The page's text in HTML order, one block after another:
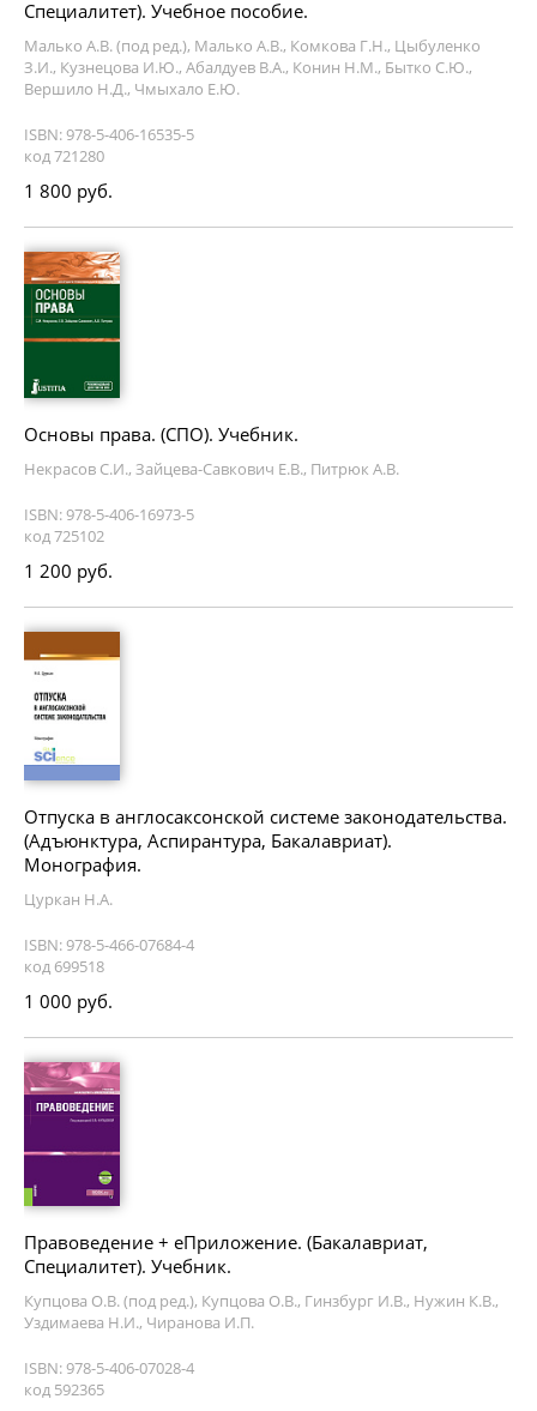
Специалитет). Учебное пособие.
Малько А.В. (под ред.), Малько А.В., Комкова Г.Н., Цыбуленко
З.И., Кузнецова И.Ю., Абалдуев В.А., Конин Н.М., Бытко С.Ю.,
Вершило Н.Д., Чмыхало Е.Ю.
ISBN: 978-5-406-16535-5
код 721280
1 800 руб.
Основы права. (СПО). Учебник.
Некрасов С.И., Зайцева-Савкович Е.В., Питрюк А.В.
ISBN: 978-5-406-16973-5
код 725102
1 200 руб.
Отпуска в англосаксонской системе законодательства.
(Адъюнктура, Аспирантура, Бакалавриат).
Монография.
Цуркан Н.А.
ISBN: 978-5-466-07684-4
код 699518
1 000 руб.
Правоведение + еПриложение. (Бакалавриат,
Специалитет). Учебник.
Купцова О.В. (под ред.), Купцова О.В., Гинзбург И.В., Нужин К.В.,
Уздимаева Н.И., Чиранова И.П.
ISBN: 978-5-406-07028-4
код 592365